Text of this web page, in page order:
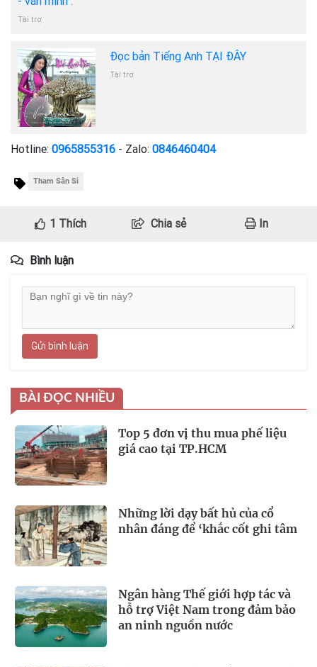
Tài trợ
Đọc bản Tiếng Anh TẠI ĐÂY
Tài trợ
Hotline: 0965855316 - Zalo: 0846460404
Tham Sân Si
1 Thích Chia sẻ In
Bình luận
Gửi bình luận
BÀI ĐỌC NHIỀU
Top 5 đơn vị thu mua phế liệu
giá cao tại TP.HCM
Những lời dạy bất hủ của cổ
nhân đáng để ‘khắc cốt ghi tâm
Ngân hàng Thế giới hợp tác và
hỗ trợ Việt Nam trong đảm bảo
an ninh nguồn nước